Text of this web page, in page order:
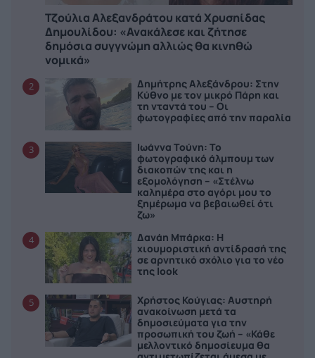
Τζούλια Αλεξανδράτου κατά Χρυσηίδας
Δημουλίδου: «Ανακάλεσε και ζήτησε
δημόσια συγγνώμη αλλιώς θα κινηθώ
νομικά»
2
Δημήτρης Αλεξάνδρου: Στην
Κύθνο με τον μικρό Πάρη και
τη νταντά του – Οι
φωτογραφίες από την παραλία
3
Ιωάννα Τούνη: Το
φωτογραφικό άλμπουμ των
διακοπών της και η
εξομολόγηση – «Στέλνω
καλημέρα στο αγόρι μου το
ξημέρωμα να βεβαιωθεί ότι
ζω»
4
Δανάη Μπάρκα: Η
χιουμοριστική αντίδρασή της
σε αρνητικό σχόλιο για το νέο
της look
5
Χρήστος Κούγιας: Αυστηρή
ανακοίνωση μετά τα
δημοσιεύματα για την
προσωπική του ζωή – «Κάθε
μελλοντικό δημοσίευμα θα